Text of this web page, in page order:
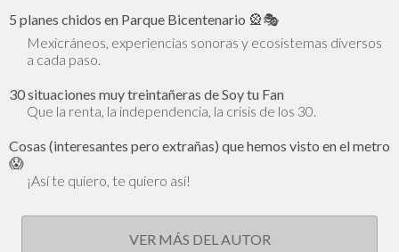
5 planes chidos en Parque Bicentenario 🎡🎭
Mexicráneos, experiencias sonoras y ecosistemas diversos
a cada paso.
30 situaciones muy treintañeras de Soy tu Fan
Que la renta, la independencia, la crisis de los 30.
Cosas (interesantes pero extrañas) que hemos visto en el metro
😱
¡Así te quiero, te quiero así!
VER MÁS DEL AUTOR